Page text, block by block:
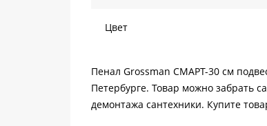
Цвет
Пенал Grossman СМАРТ-30 см
Петербурге. Товар можно забрать
демонтажа сантехники. Купите